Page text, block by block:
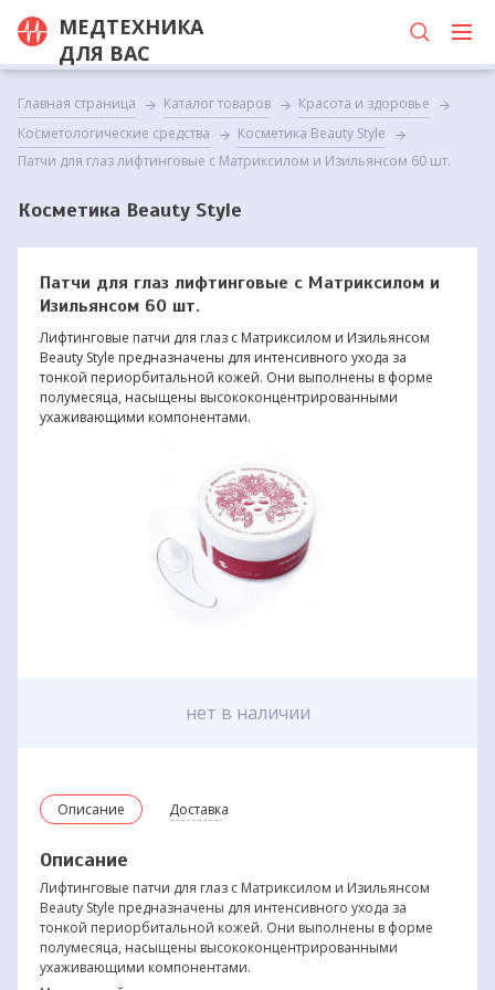
МЕДТЕХНИКА
ДЛЯ ВАС
Главная страница Каталог товаров
Красота и здоровье
Косметологические средства
Косметика Beauty Style
Патчи для глаз лифтинговые с Матриксилом и Изильянсом 60 шт.
Косметика Beauty Style
Патчи для глаз лифтинговые с Матриксилом и
Изильянсом 60 шт.
Лифтинговые патчи для глаз с Матриксилом и Изильянсом
Beauty Style предназначены для интенсивного ухода за
тонкой периорбитальной кожей. Они выполнены в форме
полумесяца, насыщены высококонцентрированными
ухаживающими компонентами.
Описание Доставка
Описание
Лифтинговые патчи для глаз с Матриксилом и Изильянсом
Beauty Style предназначены для интенсивного ухода за
тонкой периорбитальной кожей. Они выполнены в форме
полумесяца, насыщены высококонцентрированными
ухаживающими компонентами.
нет в наличии